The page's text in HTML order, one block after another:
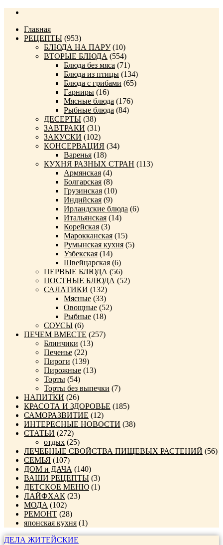
Главная
РЕЦЕПТЫ (953)
БЛЮДА НА ПАРУ(10)
ВТОРЫЕ БЛЮДА (554)
Блюда без мяса (71)
Блюда из птицы (134)
Блюда с грибами (65)
Гарниры (16)
Мясные блюда (176)
Рыбные блюда (84)
ДЕСЕРТЫ (38)
ЗАВТРАКИ (31)
ЗАКУСКИ (102)
КОНСЕРВАЦИЯ (34)
Варенья (18)
КУХНЯ РАЗНЫХ СТРАН (113)
Армянская (4)
Болгарская (8)
Грузинская (10)
Индийская (9)
Ирландские блюда (6)
Итальянская (14)
Корейская (3)
Марокканская (15)
Румынская кухня (5)
Узбекская (14)
Швейцарская (6)
ПЕРВЫЕ БЛЮДА (56)
ПОСТНЫЕ БЛЮДА (52)
САЛАТИКИ (132)
Мясные (33)
Овощные (52)
Рыбные (18)
СОУСЫ (6)
ПЕЧЕМ ВМЕСТЕ (257)
Блинчики (13)
Печенье (22)
Пироги (139)
Пирожные (13)
Торты (54)
Торты без выпечки (7)
НАПИТКИ (26)
КРАСОТА И ЗДОРОВЬЕ (185)
САМОРАЗВИТИЕ (12)
ИНТЕРЕСНЫЕ НОВОСТИ (38)
СТАТЬИ (272)
отдых (25)
ЛЕЧЕБНЫЕ СВОЙСТВА ПИЩЕВЫХ РАСТЕНИЙ (56)
СЕМЬЯ (107)
ДОМ и ДАЧА (140)
ВАШИ РЕЦЕПТЫ (3)
ДЕТСКОЕ МЕНЮ (1)
ЛАЙФХАК (23)
МОДА (102)
РЕМОНТ (28)
японская кухня (1)
ДЕЛА ЖИТЕЙСКИЕ